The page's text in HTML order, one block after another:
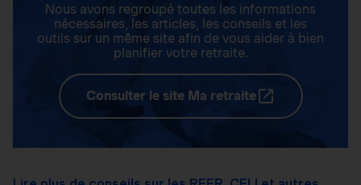
Nous avons regroupé toutes les informations
nécessaires, les articles, les conseils et les
outils sur un même site afin de vous aider à bien
planifier votre retraite.
Consulter le site Ma retraite